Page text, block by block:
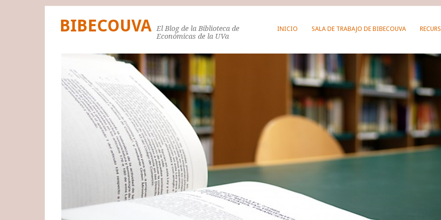
INICIO SALA DE TRABAJO DE BIBECOUVA
BIBECOUVA
El Blog de la Biblioteca de
Económicas de la UVa